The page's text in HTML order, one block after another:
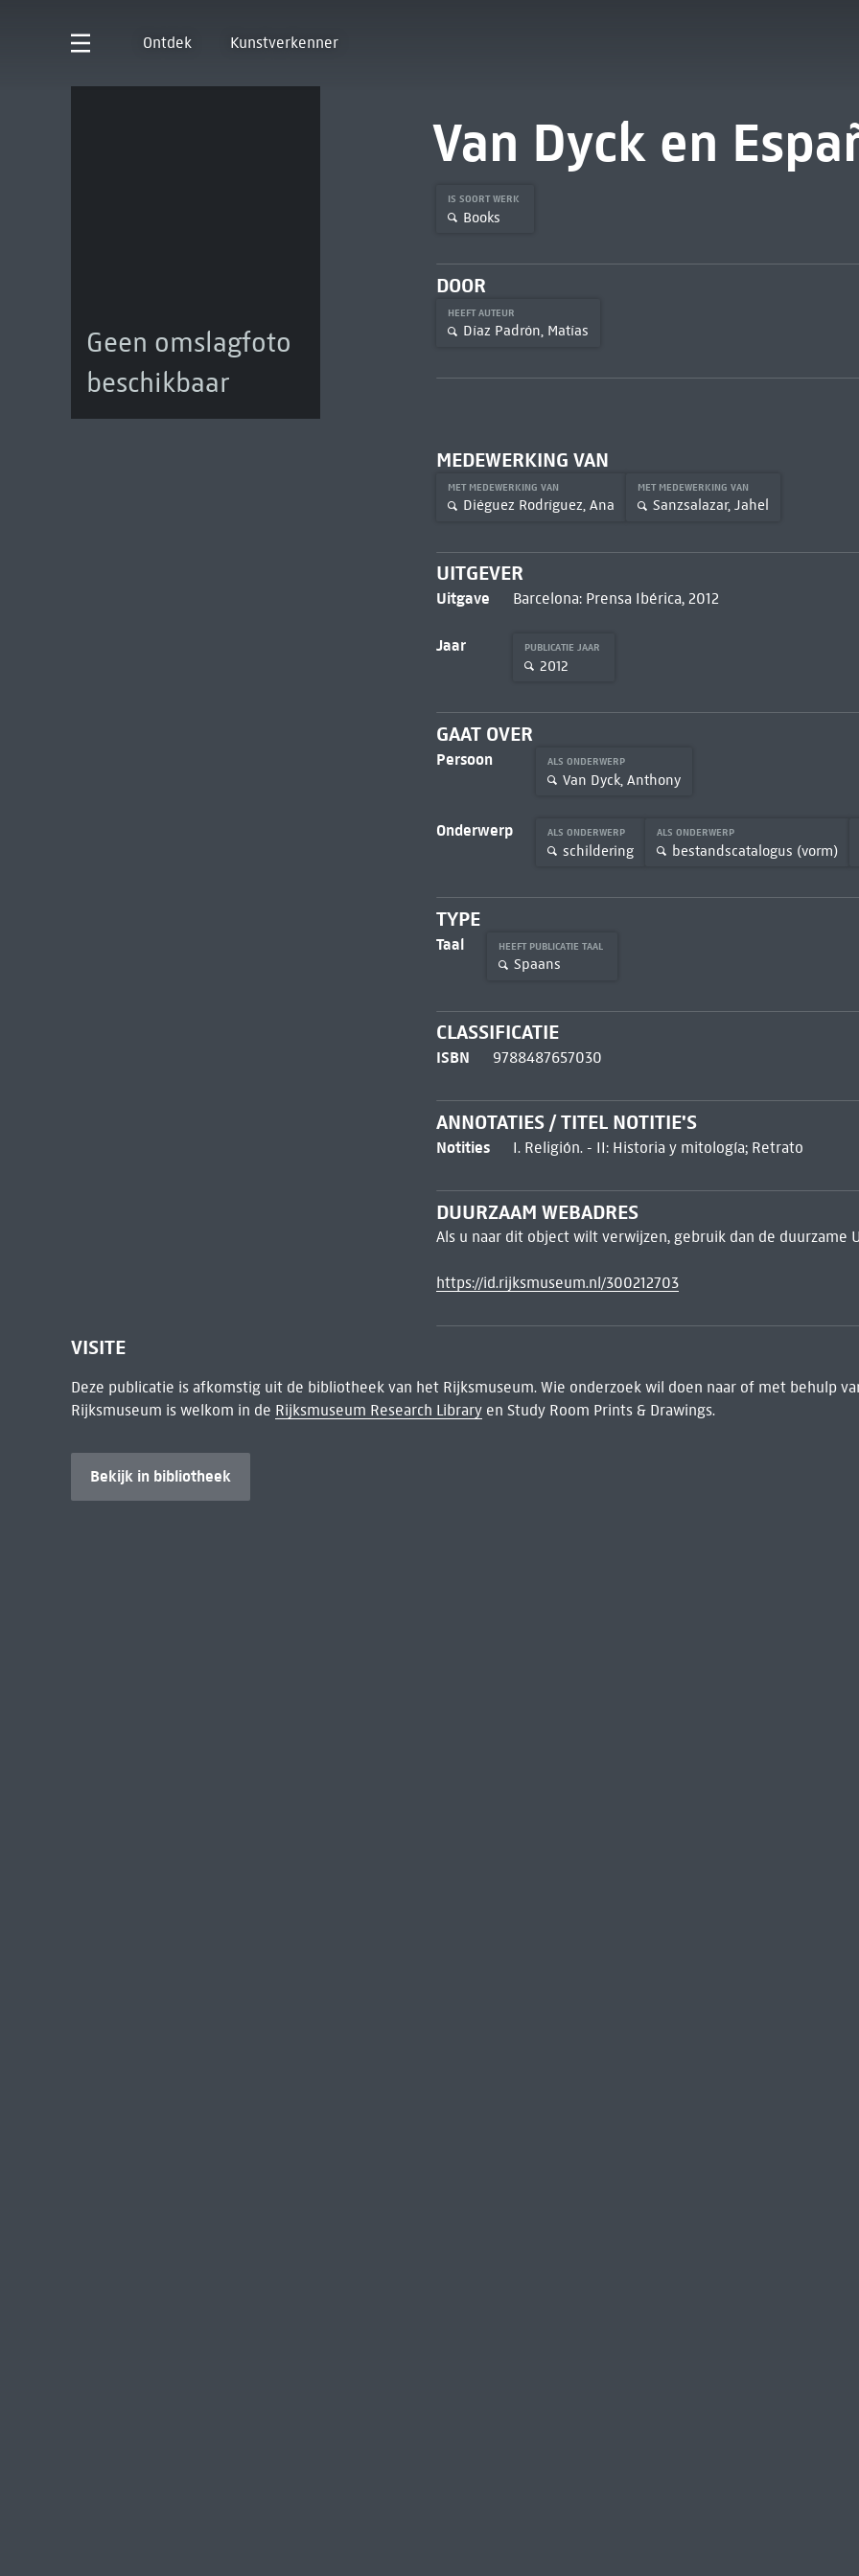
Ontdek Kunstverkenner
Geen omslagfoto
beschikbaar
Van Dyck en
IS SOORT WERK
Books
DOOR
HEEFT AUTEUR
Díaz Padrón, Matías
MEDEWERKING VAN
MET MEDEWERKING VAN
Diéguez Rodríguez, Ana
MET MEDEWERKING VAN
Sanzsalazar, Jahel
UITGEVER
Uitgave Barcelona: Prensa Ibérica, 2012
Jaar PUBLICATIE JAAR
2012
GAAT OVER
Persoon ALS ONDERWERP
Van Dyck, Anthony
Onderwerp ALS ONDERWERP
schildering
ALS ONDERWERP
bestandscatalogus (vorm)
TYPE
Taal HEEFT PUBLICATIE TAAL
Spaans
CLASSIFICATIE
ISBN 9788487657030
ANNOTATIES / TITEL NOTITIE'S
Notities I. Religión. - II: Historia y mitología; Retrato
DUURZAAM WEBADRES
Als u naar dit object wilt verwijzen, gebruik dan de duurzame
https://id.rijksmuseum.nl/300212703
VISITE
Deze publicatie is afkomstig uit de bibliotheek van het Rijksmuseum. Wie onderzoek wil doen naar of met behulp
Rijksmuseum is welkom in de Rijksmuseum Research Libraryen Study Room Prints & Drawings.
Bekijk in bibliotheek